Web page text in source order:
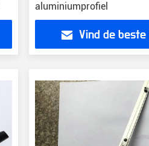
aluminiumprofiel
Vind de